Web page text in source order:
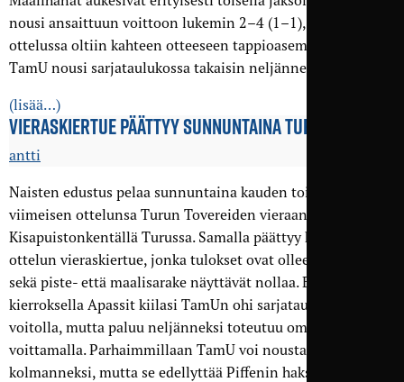
nousi ansaittuun voittoon lukemin 2–4 (1–1), vaikka
ottelussa oltiin kahteen otteeseen tappioasemassa. Voitolla
TamU nousi sarjataulukossa takaisin neljänneksi.
(lisää…)
VIERASKIERTUE PÄÄTTYY SUNNUNTAINA TURUSSA
antti
Naisten edustus pelaa sunnuntaina kauden toiseksi
viimeisen ottelunsa Turun Tovereiden vieraana
Kisapuistonkentällä Turussa. Samalla päättyy kolmen
ottelun vieraskiertue, jonka tulokset ovat olleet laihoja, kun
sekä piste- että maalisarake näyttävät nollaa. Edellisellä
kierroksella Apassit kiilasi TamUn ohi sarjataulukossa 2–0-
voitolla, mutta paluu neljänneksi toteutuu omat ottelut
voittamalla. Parhaimmillaan TamU voi nousta
kolmanneksi, mutta se edellyttää Piffenin haksahtamista